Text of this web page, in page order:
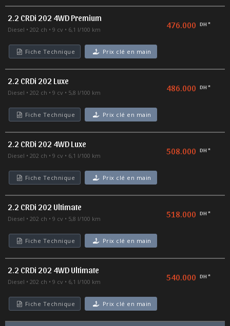
2.2 CRDi 202 4WD Premium
Diesel 202 ch 9 cv 6,1 l/100 km 476.000 DH *
Fiche Technique Prix clé en main
2.2 CRDi 202 Luxe
Diesel 202 ch 9 cv 5,8 l/100 km 486.000 DH *
Fiche Technique Prix clé en main
2.2 CRDi 202 4WD Luxe
Diesel 202 ch 9 cv 6,1 l/100 km 508.000 DH *
Fiche Technique Prix clé en main
2.2 CRDi 202 Ultimate
Diesel 202 ch 9 cv 5,8 l/100 km 518.000 DH *
Fiche Technique Prix clé en main
2.2 CRDi 202 4WD Ultimate
Diesel 202 ch 9 cv 6,1 l/100 km 540.000 DH *
Fiche Technique Prix clé en main